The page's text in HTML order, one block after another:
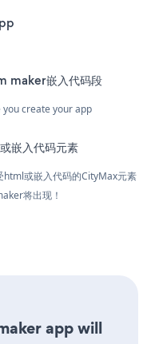
maker嵌入代码段
you create your app
嵌入代码元素
或嵌入代码的CityMax元素
将出现！
app will